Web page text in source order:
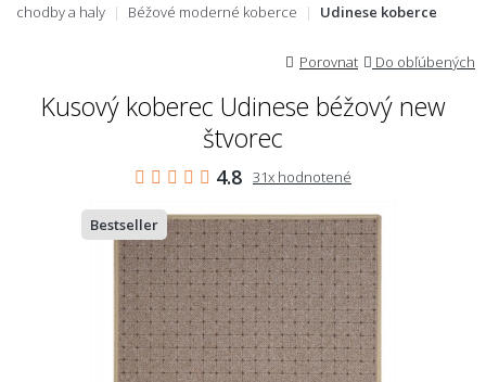
chodby a haly
Béžové moderné koberce Udinese koberce
Porovnat Do obľúbených
Kusový koberec Udinese béžový new
štvorec
4.8 31x hodnotené
Bestseller